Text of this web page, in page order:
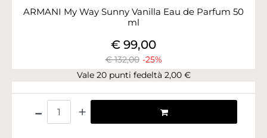
ARMANI My Way Sunny Vanilla Eau de Parfum 50
ml
€ 132,00 -25%
€ 99,00
Vale 20 punti fedeltà 2,00 €